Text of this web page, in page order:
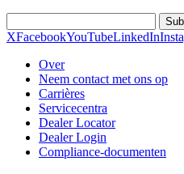
XFacebookYouTubeLinkedIn
Over
Neem contact met ons op
Carrières
Servicecentra
Dealer Locator
Dealer Login
Compliance-documenten